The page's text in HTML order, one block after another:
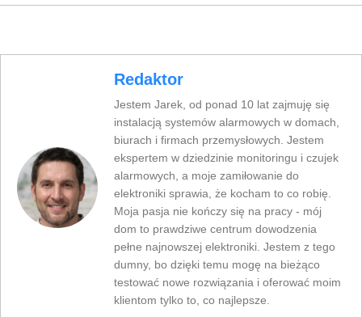
Redaktor
Jestem Jarek, od ponad 10 lat zajmuję się
instalacją systemów alarmowych w domach,
biurach i firmach przemysłowych. Jestem
ekspertem w dziedzinie monitoringu i czujek
alarmowych, a moje zamiłowanie do
elektroniki sprawia, że kocham to co robię.
Moja pasja nie kończy się na pracy - mój
dom to prawdziwe centrum dowodzenia
pełne najnowszej elektroniki. Jestem z tego
dumny, bo dzięki temu mogę na bieżąco
testować nowe rozwiązania i oferować moim
klientom tylko to, co najlepsze.